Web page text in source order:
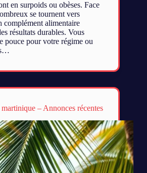
en surpoids ou obèses. Face
se tournent vers
complément alimentaire
résultats durables. Vous
pouce pour votre régime ou
– Annonces récentes